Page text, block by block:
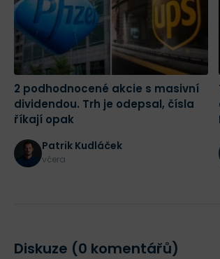
2 podhodnocené akcie s masivní
dividendou. Trh je odepsal, čísla
říkají opak
Patrik Kudláček
včera
Diskuze (0 komentářů)